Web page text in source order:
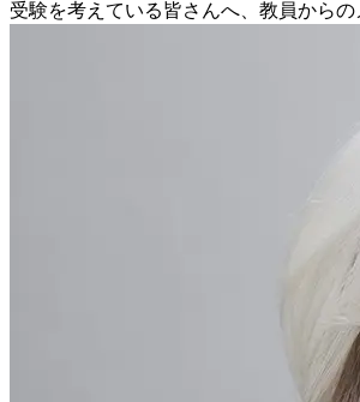
受験を考えている皆さんへ、教員からの